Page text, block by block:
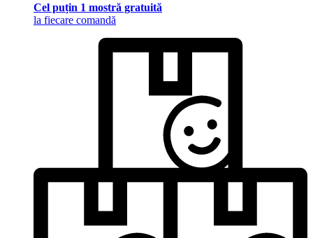
Cel puțin 1 mostră gratuită
la fiecare comandă